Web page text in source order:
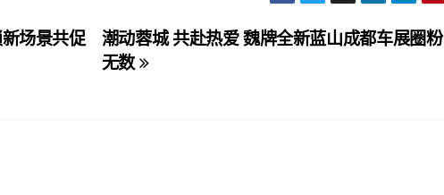
潮动蓉城 共赴热爱 魏牌全新蓝山成都车展圈粉
无数
场景共促